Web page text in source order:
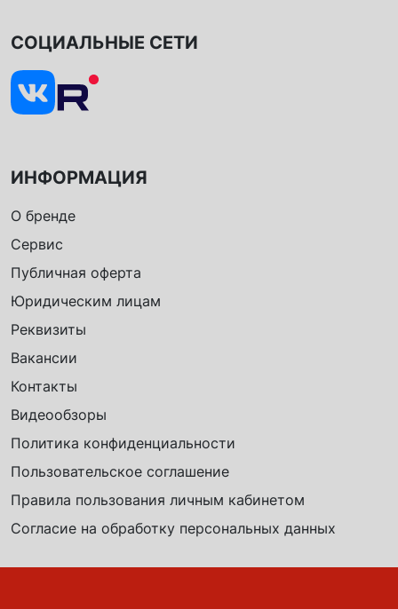
ИНФОРМАЦИЯ
О бренде
Сервис
Публичная оферта
Юридическим лицам
Реквизиты
Вакансии
Контакты
Видеообзоры
Политика конфиденциальности
Пользовательское соглашение
Правила пользования личным кабинетом
Согласие на обработку персональных данных
СОЦИАЛЬНЫЕ СЕТИ